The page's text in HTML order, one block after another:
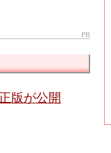
PR
版が公開